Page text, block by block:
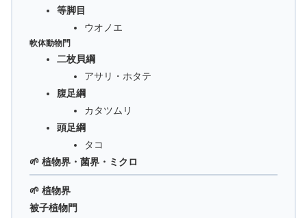
等脚目
ウオノエ
軟体動物門
二枚貝綱
アサリ・ホタテ
腹足綱
カタツムリ
頭足綱
タコ
🌱 植物界・菌界・ミクロ
🌱 植物界
被子植物門